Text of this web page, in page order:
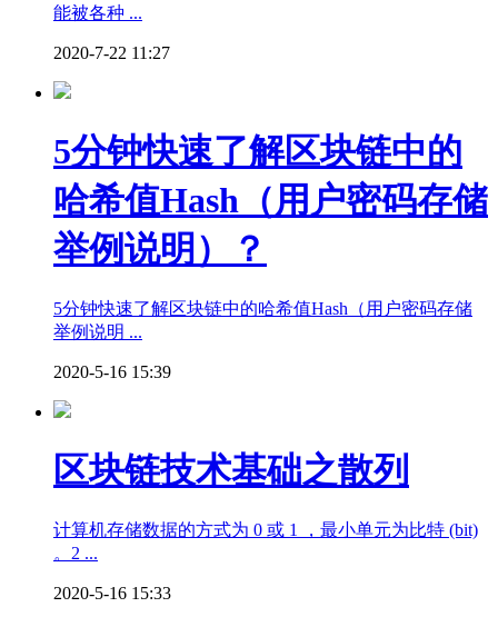
能被各种 ...
2020-7-22 11:27
5分钟快速了解区块链中的
哈希值Hash（用户密码存储
举例说明）？
5分钟快速了解区块链中的哈希值Hash（用户密码存储
举例说明 ...
2020-5-16 15:39
区块链技术基础之散列
计算机存储数据的方式为 0 或 1 ，最小单元为比特 (bit)
。2 ...
2020-5-16 15:33